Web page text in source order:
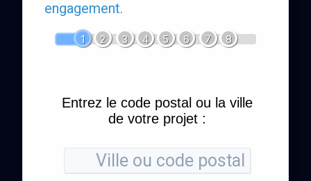
engagement.
1 2 3 4 5 6 7 8
Entrez le code postal ou la ville
de votre projet :